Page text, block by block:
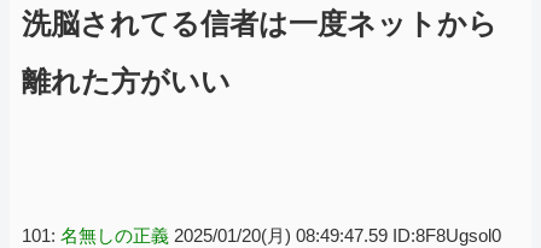
洗脳されてる信者は一度ネットから
離れた方がいい
101: 名無しの正義 2025/01/20(月) 08:49:47.59 ID:8F8Ugsol0